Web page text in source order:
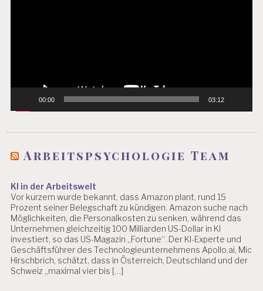
00:00 03:12
Arbeitspsychologie Team
KI in der Arbeitswelt
Vor kurzem wurde bekannt, dass Amazon plant, rund 15
Prozent seiner Belegschaft zu kündigen. Amazon suche nach
Möglichkeiten, die Personalkosten zu senken, während das
Unternehmen gleichzeitig 100 Milliarden US-Dollar in KI
investiert, so das US-Magazin „Fortune“. Der KI-Experte und
Geschäftsführer des Technologieunternehmens Apollo.ai, Mic
Hirschbrich, schätzt, dass in Österreich, Deutschland und der
Schweiz „maximal vier bis […]